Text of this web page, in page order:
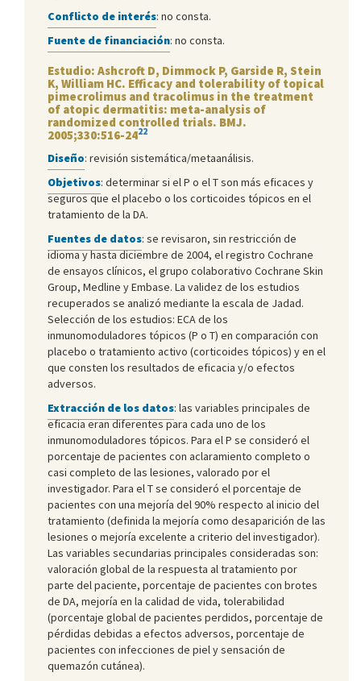
Conflicto de interés: no consta.
Fuente de financiación: no consta.
Estudio: Ashcroft D, Dimmock P, Garside R, Stein
K, William HC. Efficacy and tolerability of topical
pimecrolimus and tracolimus in the treatment
of atopic dermatitis: meta-analysis of
randomized controlled trials. BMJ.
2005;330:516-2422
Diseño: revisión sistemática/metaanálisis.
Objetivos: determinar si el P o el T son más eficaces y
seguros que el placebo o los corticoides tópicos en el
tratamiento de la DA.
Fuentes de datos: se revisaron, sin restricción de
idioma y hasta diciembre de 2004, el registro Cochrane
de ensayos clínicos, el grupo colaborativo Cochrane Skin
Group, Medline y Embase. La validez de los estudios
recuperados se analizó mediante la escala de Jadad.
Selección de los estudios: ECA de los
inmunomoduladores tópicos (P o T) en comparación con
placebo o tratamiento activo (corticoides tópicos) y en el
que consten los resultados de eficacia y/o efectos
adversos.
Extracción de los datos: las variables principales de
eficacia eran diferentes para cada uno de los
inmunomoduladores tópicos. Para el P se consideró el
porcentaje de pacientes con aclaramiento completo o
casi completo de las lesiones, valorado por el
investigador. Para el T se consideró el porcentaje de
pacientes con una mejoría del 90% respecto al inicio del
tratamiento (definida la mejoría como desaparición de las
lesiones o mejoría excelente a criterio del investigador).
Las variables secundarias principales consideradas son:
valoración global de la respuesta al tratamiento por
parte del paciente, porcentaje de pacientes con brotes
de DA, mejoría en la calidad de vida, tolerabilidad
(porcentaje global de pacientes perdidos, porcentaje de
pérdidas debidas a efectos adversos, porcentaje de
pacientes con infecciones de piel y sensación de
quemazón cutánea).